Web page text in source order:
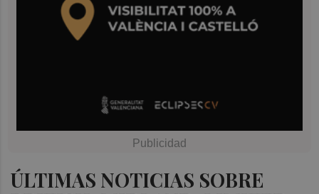
ÚLTIMAS NOTICIAS SOBRE